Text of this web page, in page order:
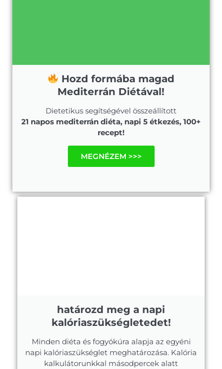
Hozd formába magad
Mediterrán Diétával!
Dietetikus segítségével összeállított
21 napos mediterrán diéta, napi 5 étkezés, 100+
recept!
MEGNÉZEM >>>
határozd meg a napi
kalóriaszükségletedet!
Minden diéta és fogyókúra alapja az egyéni
napi kalóriaszükséglet meghatározása. Kalória
kalkulátorunkkal másodpercek alatt